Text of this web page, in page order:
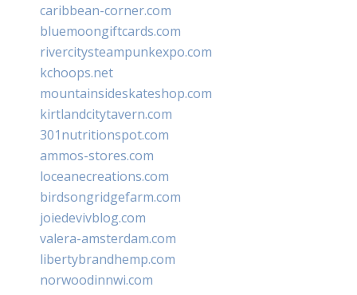
caribbean-corner.com
bluemoongiftcards.com
rivercitysteampunkexpo.com
kchoops.net
mountainsideskateshop.com
kirtlandcitytavern.com
301nutritionspot.com
ammos-stores.com
loceanecreations.com
birdsongridgefarm.com
joiedevivblog.com
valera-amsterdam.com
libertybrandhemp.com
norwoodinnwi.com